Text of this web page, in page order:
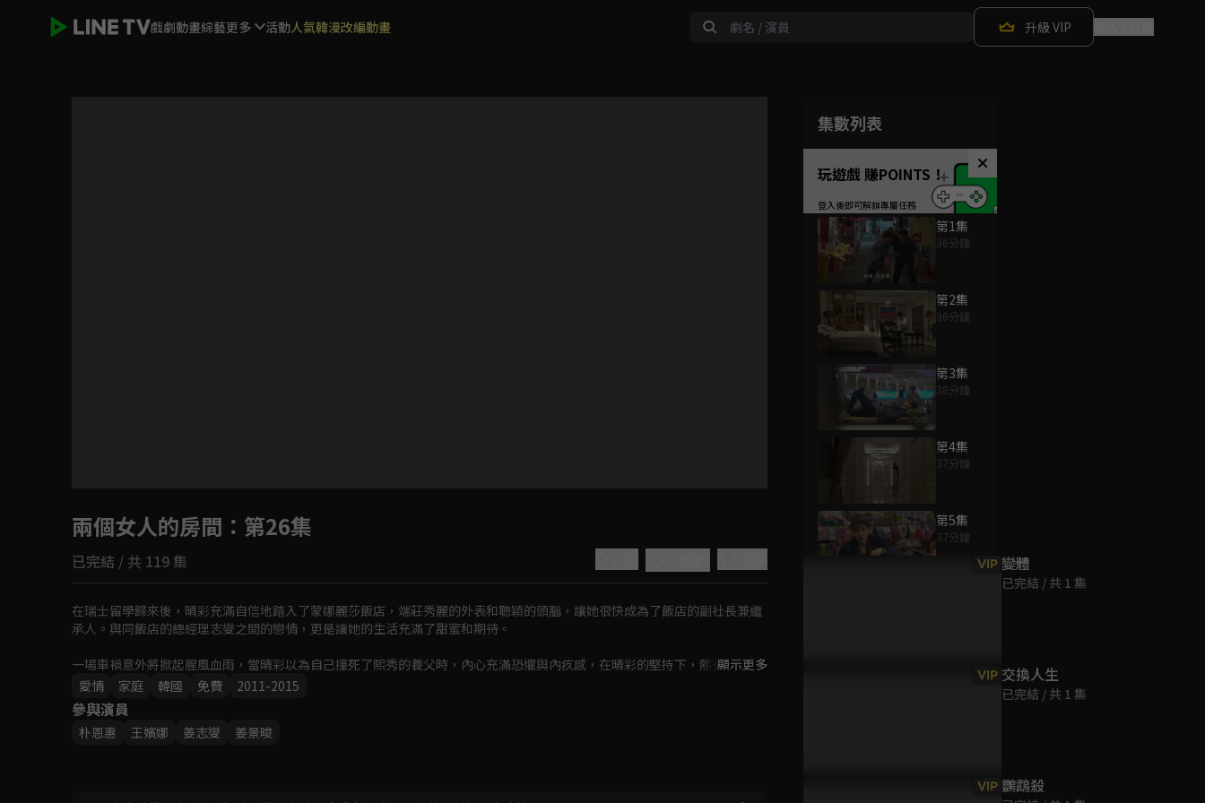
戲劇動畫綜藝更多 活動人氣韓漫改編動畫 升級 VIP
如有不便請見諒
回首頁
集數列表
玩遊戲 賺POINTS！
第1集
36分鐘
第2集
36分鐘
第3集
38分鐘
第4集
37分鐘
第5集
37分鐘
兩個女人的房間 ：第26集
已完結 / 共 119 集
在瑞士留學歸來後，晴彩充滿自信地踏入了蒙娜麗莎飯店，端莊秀麗的外表和聰穎的頭腦，讓她很快成為了飯店的副社長兼繼
承人。與同飯店的總經理志燮之間的戀情，更是讓她的生活充滿了甜蜜和期待。
一場車禍意外將掀起腥風血雨，當晴彩以為自己撞死了熙秀的養父時，內心充滿恐懼與內疚感，在晴彩的堅持下，熙秀搬進了
她的家，開始了新的生活。從那時起，晴彩心愛的人和她的一切都逐漸被熙秀所奪走，包括飯店的地位和財富，晴彩更是從繼
承人淪為女僕，為了奪回曾經的一切，晴彩對熙秀展開復仇。
顯示更多
愛情
家庭 韓國 免費 2011-2015
參與演員
朴恩惠 王嬪娜 姜志燮 姜景晙
為您推薦
VIP 變體
已完結 / 共 1 集
VIP 交換人生
已完結 / 共 1 集
VIP 鸚鵡殺